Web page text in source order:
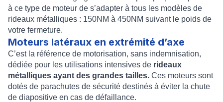
à ce type de moteur de s’adapter à tous les modèles de
rideaux métalliques : 150NM à 450NM suivant le poids de
votre fermeture.
Moteurs latéraux en extrémité d’axe
C’est la référence de motorisation, sans indemnisation,
dédiée pour les utilisations intensives de rideaux
métalliques ayant des grandes tailles. Ces moteurs sont
dotés de parachutes de sécurité destinés à éviter la chute
de diapositive en cas de défaillance.